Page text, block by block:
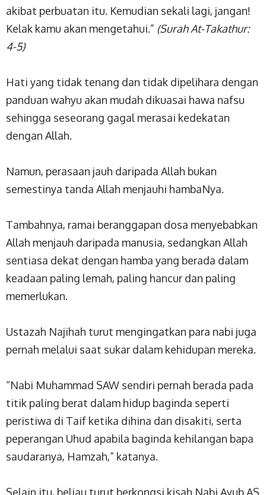
akibat perbuatan itu. Kemudian sekali lagi, jangan!
Kelak kamu akan mengetahui.” (Surah At-Takathur:
4-5)
Hati yang tidak tenang dan tidak dipelihara dengan
panduan wahyu akan mudah dikuasai hawa nafsu
sehingga seseorang gagal merasai kedekatan
dengan Allah.
Namun, perasaan jauh daripada Allah bukan
semestinya tanda Allah menjauhi hambaNya.
Tambahnya, ramai beranggapan dosa menyebabkan
Allah menjauh daripada manusia, sedangkan Allah
sentiasa dekat dengan hamba yang berada dalam
keadaan paling lemah, paling hancur dan paling
memerlukan.
Ustazah Najihah turut mengingatkan para nabi juga
pernah melalui saat sukar dalam kehidupan mereka.
“Nabi Muhammad SAW sendiri pernah berada pada
titik paling berat dalam hidup baginda seperti
peristiwa di Taif ketika dihina dan disakiti, serta
peperangan Uhud apabila baginda kehilangan bapa
saudaranya, Hamzah,” katanya.
Selain itu, beliau turut berkongsi kisah Nabi Ayub AS